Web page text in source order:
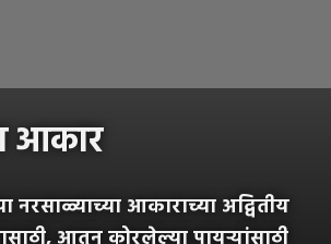
आकार
नरसाळ्याच्या आकाराच्या अद्वितीय